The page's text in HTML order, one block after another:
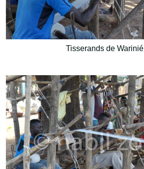
Tisserands de